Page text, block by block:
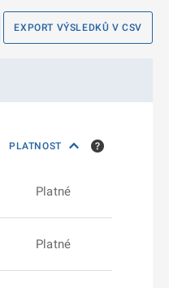
EXPORT VÝSLEDKŮ V CSV
PLATNOST
Platné
Platné